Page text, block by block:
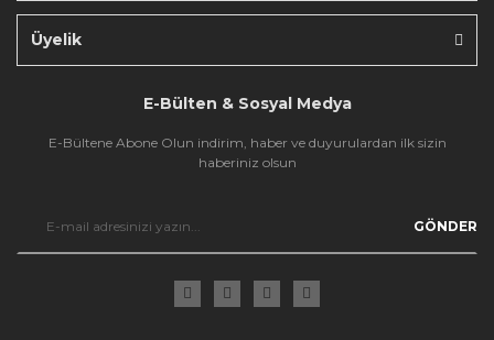
Üyelik
E-Bülten & Sosyal Medya
E-Bültene Abone Olun indirim, haber ve duyurulardan ilk sizin
haberiniz olsun
GÖNDER